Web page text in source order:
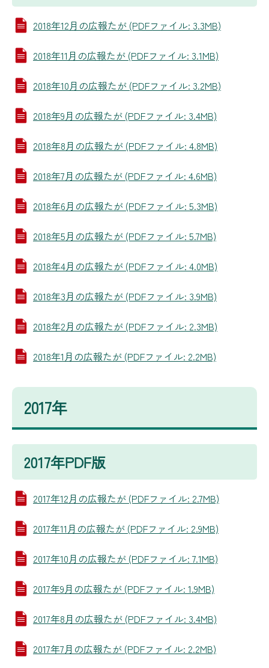
2018年12月の広報たが (PDFファイル: 3.3MB)
2018年11月の広報たが (PDFファイル: 3.1MB)
2018年10月の広報たが (PDFファイル: 3.2MB)
2018年9月の広報たが (PDFファイル: 3.4MB)
2018年8月の広報たが (PDFファイル: 4.8MB)
2018年7月の広報たが (PDFファイル: 4.6MB)
2018年6月の広報たが (PDFファイル: 5.3MB)
2018年5月の広報たが (PDFファイル: 5.7MB)
2018年4月の広報たが (PDFファイル: 4.0MB)
2018年3月の広報たが (PDFファイル: 3.9MB)
2018年2月の広報たが (PDFファイル: 2.3MB)
2018年1月の広報たが (PDFファイル: 2.2MB)
2017年
2017年PDF版
2017年12月の広報たが (PDFファイル: 2.7MB)
2017年11月の広報たが (PDFファイル: 2.9MB)
2017年10月の広報たが (PDFファイル: 7.1MB)
2017年9月の広報たが (PDFファイル: 1.9MB)
2017年8月の広報たが (PDFファイル: 3.4MB)
2017年7月の広報たが (PDFファイル: 2.2MB)